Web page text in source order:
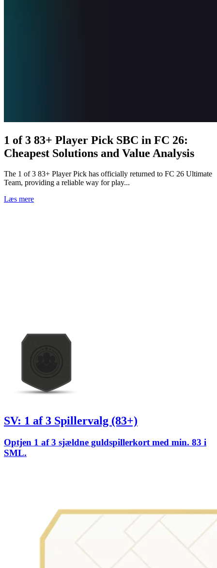
1 of 3 83+ Player Pick SBC in FC 26:
Cheapest Solutions and Value Analysis
The 1 of 3 83+ Player Pick has officially returned to FC 26 Ultimate
Team, providing a reliable way for play...
Læs mere
SV: 1 af 3 Spillervalg (83+)
Optjen 1 af 3 sjældne guldspillerkort med min. 83 i
SML.